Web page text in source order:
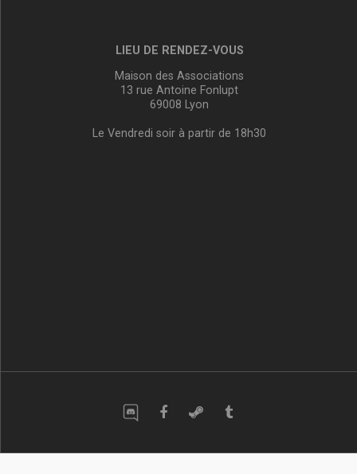
LIEU DE RENDEZ-VOUS
Maison des Associations
13 rue Antoine Fonlupt
69008 Lyon
Le Vendredi soir à partir de 18h30